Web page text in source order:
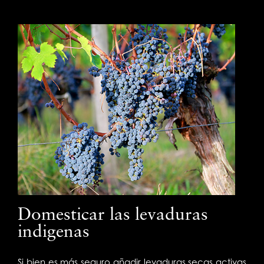
Domesticar las levaduras
indigenas